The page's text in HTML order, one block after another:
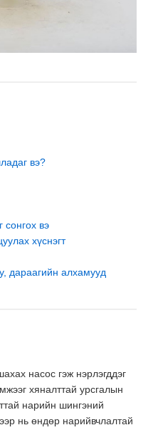
вэ?
сонгох вэ
хүснэгт
дараагийн алхамууд
насос гэж нэрлэгддэг
хяналттай урсгалын
нарийн шингэний
нь өндөр нарийвчлалтай